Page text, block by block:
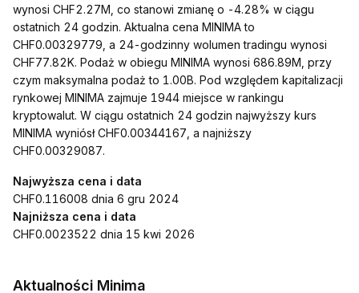
wynosi CHF2.27M, co stanowi zmianę o -4.28% w ciągu
ostatnich 24 godzin. Aktualna cena MINIMA to
CHF0.00329779, a 24-godzinny wolumen tradingu wynosi
CHF77.82K. Podaż w obiegu MINIMA wynosi 686.89M, przy
czym maksymalna podaż to 1.00B. Pod względem kapitalizacji
rynkowej MINIMA zajmuje 1944 miejsce w rankingu
kryptowalut. W ciągu ostatnich 24 godzin najwyższy kurs
MINIMA wyniósł CHF0.00344167, a najniższy
CHF0.00329087.
Najwyższa cena i data
CHF0.116008 dnia 6 gru 2024
Najniższa cena i data
CHF0.0023522 dnia 15 kwi 2026
Aktualności Minima